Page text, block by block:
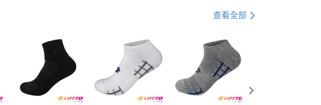
每筆NT$80，滿NT$3,000(含以上)免運費
付款後7-11取貨
每筆NT$80，滿NT$1,500(含以上)免運費
查看全部